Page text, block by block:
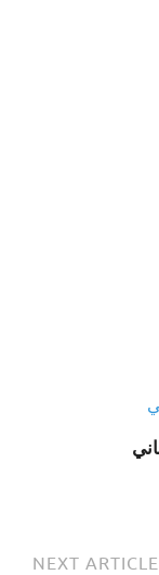
NEXT ARTICLE